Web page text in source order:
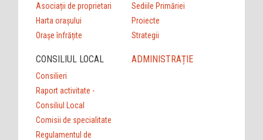
Asociații de proprietari
Harta orașului
Orașe înfrățite
Sediile Primăriei
Proiecte
Strategii
CONSILIUL LOCAL
Consilieri
Raport activitate -
Consiliul Local
Comisii de specialitate
Regulamentul de
ADMINISTRAȚIE